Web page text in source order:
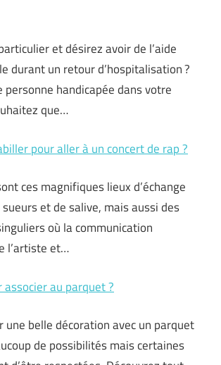
et désirez avoir de l’aide
durant un retour d’hospitalisation ?
personne handicapée dans votre
que…
pour aller à un concert de rap ?
ces magnifiques lieux d’échange
sueurs et de salive, mais aussi des
où la communication
l’artiste et…
associer au parquet ?
une belle décoration avec un parquet
de possibilités mais certaines